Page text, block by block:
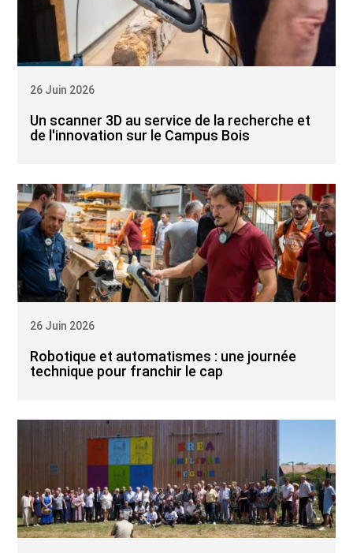
Un scanner 3D au service de la recherche et
de l'innovation sur le Campus Bois
26 Juin 2026
Robotique et automatismes : une journée
technique pour franchir le cap
26 Juin 2026